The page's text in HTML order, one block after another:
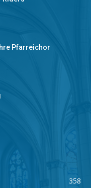
Pfarreichor
358